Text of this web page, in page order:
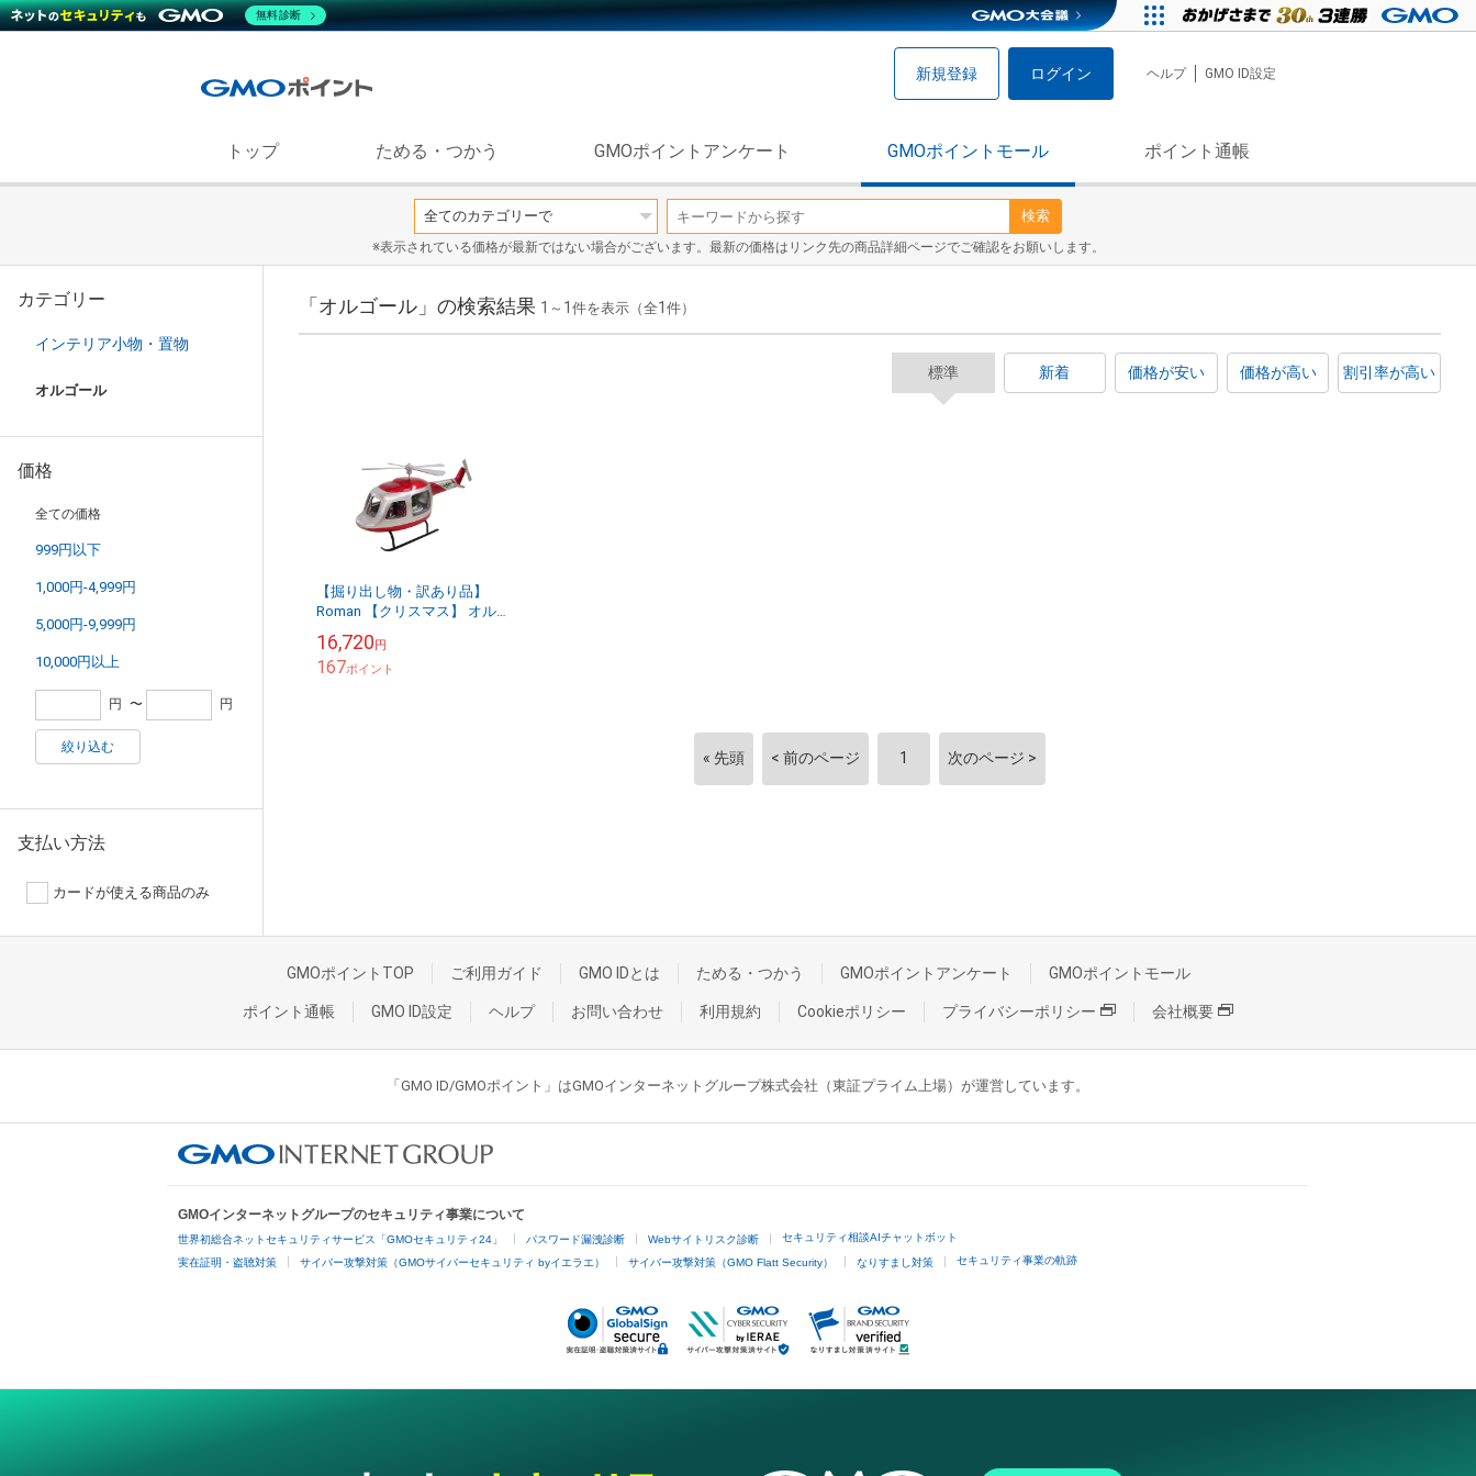
新規登録 ログイン ヘルプ GMO ID設定
トップ ためる・つかう GMOポイントアンケート GMOポイントモール ポイント通帳
検索
※表示されている価格が最新ではない場合がございます。最新の価格はリンク先の商品詳細ページでご確認をお願いします。
カテゴリー
インテリア小物・置物
オルゴール
価格
全ての価格
999円以下
1,000円-4,999円
5,000円-9,999円
10,000円以上
円 〜 円
絞り込む
支払い方法
カードが使える商品のみ
「オルゴール」の検索結果 1 ～ 1 件を表示（全1 件）
標準 新着 価格が安い 価格が高い 割引率が高い
【掘り出し物・訳あり品】
Roman 【クリスマス】 オル
ジカル)
16,720円
167ポイント
« 先頭 < 前のページ 1 次のページ >
GMOポイントTOP ご利用ガイド GMO IDとは ためる・つかう GMOポイントアンケート GMOポイントモール
ポイント通帳 GMO ID設定 ヘルプ お問い合わせ 利用規約 Cookieポリシー プライバシーポリシー 会社概要
「GMO ID/GMOポイント」はGMOインターネットグループ株式会社（東証プライム上場）が運営しています。
GMOインターネットグループのセキュリティ事業について
世界初総合ネットセキュリティサービス「GMOセキュリティ24」 パスワード漏洩診断 Webサイトリスク診断 セキュリティ相談AIチャットボット
実在証明・盗聴対策 サイバー攻撃対策（GMOサイバーセキュリティ byイエラエ） サイバー攻撃対策（GMO Flatt Security） なりすまし対策 セキュリティ事業の軌跡
無料診断